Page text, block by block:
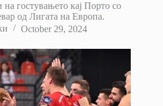
гостувањето кај Порто со
од Лигата на Европа.
October 29, 2024